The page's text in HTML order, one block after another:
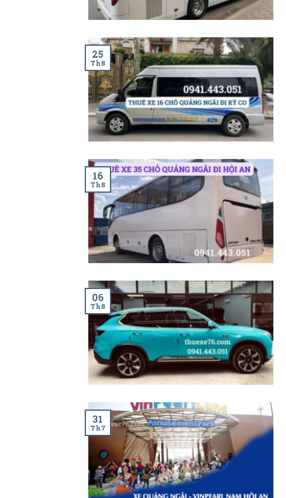
25
Th8
16
Th8
06
Th8
31
Th7